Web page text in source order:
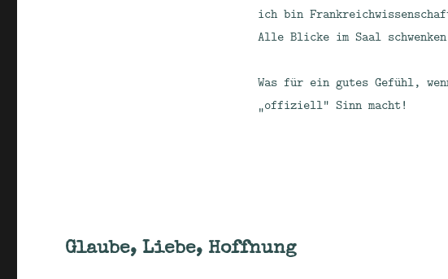
ich bin
Alle Blicke im Saal
Was für ein gutes Gefühl,
„offiziell“ Sinn macht!
Glaube, Liebe, Hoffnung